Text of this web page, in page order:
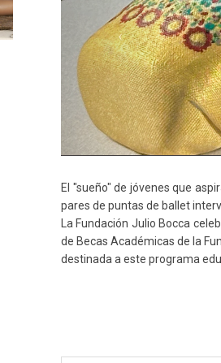
El "sueño" de jóvenes que
pares de puntas de ballet
La Fundación Julio Bocca
de Becas Académicas de la
destinada a este programa